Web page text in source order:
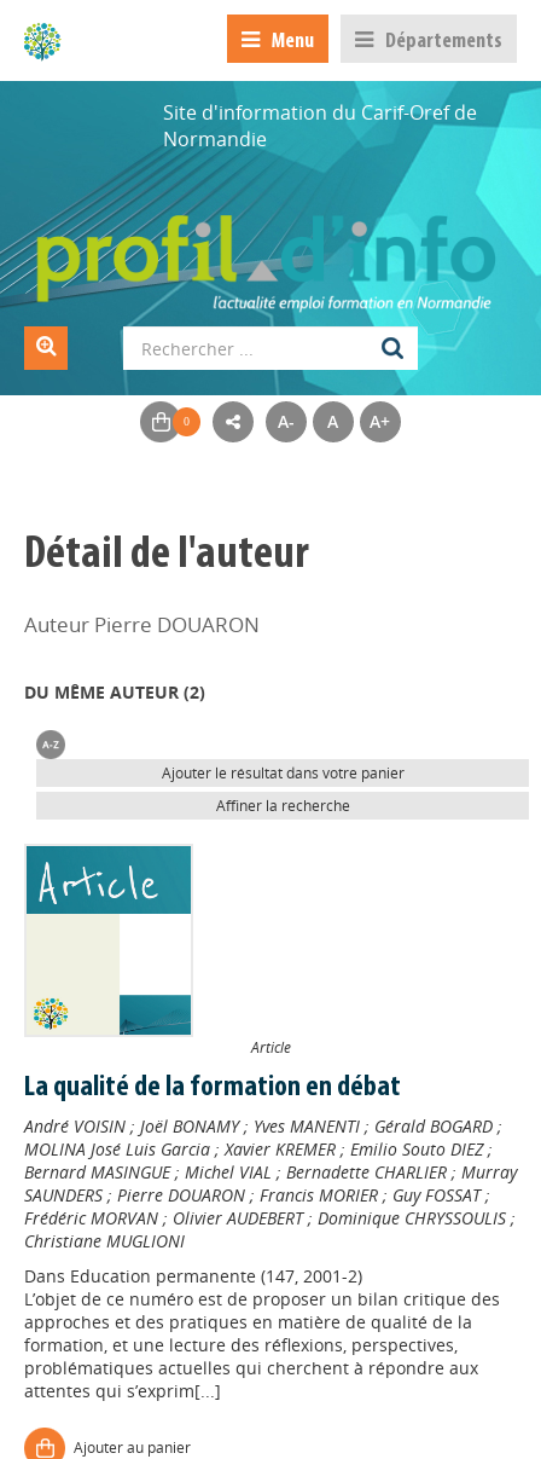
Menu Départements
Site d'information du Carif-Oref de
Normandie
A- A A+
Détail de l'auteur
Auteur Pierre DOUARON
DU MÊME AUTEUR (2)
Ajouter le résultat dans votre panier
Affiner la recherche
Article
La qualité de la formation en débat
André VOISIN ; Joël BONAMY; Yves MANENTI ; Gérald BOGARD ;
MOLINA José Luis Garcia ;Xavier KREMER ; Emilio Souto DIEZ;
Bernard MASINGUE; Michel VIAL ; Bernadette CHARLIER ; Murray
SAUNDERS ; Pierre DOUARON ; Francis MORIER ; Guy FOSSAT;
Frédéric MORVAN ; Olivier AUDEBERT; Dominique CHRYSSOULIS ;
Christiane MUGLIONI
Dans Education permanente (147, 2001-2)
L’objet de ce numéro est de proposer un bilan critique des
approches et des pratiques en matière de qualité de la
formation, et une lecture des réflexions, perspectives,
problématiques actuelles qui cherchent à répondre aux
attentes qui s’exprim[...]
Ajouter au panier